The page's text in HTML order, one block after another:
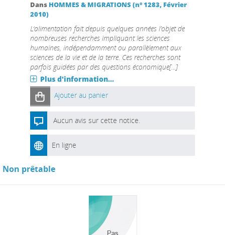
Dans HOMMES & MIGRATIONS (n° 1283, Février
2010)
L‘alimentation fait depuis quelques années l’objet de
nombreuses recherches impliquant les sciences
humaines, indépendamment ou parallèlement aux
sciences de la vie et de la terre. Ces recherches sont
parfois guidées par des questions économique[...]
Plus d'information...
Ajouter au panier
Aucun avis sur cette notice.
En ligne
Non prêtable